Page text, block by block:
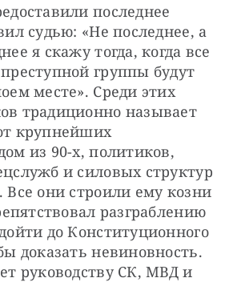
последнее
судью: «Не последнее, а
я скажу тогда, когда все
группы будут
месте». Среди этих
традиционно называет
крупнейших
из 90-х, политиков,
и силовых структур
Все они строили ему козни
разграблению
до Конституционного
доказать невиновность.
руководству СК, МВД и